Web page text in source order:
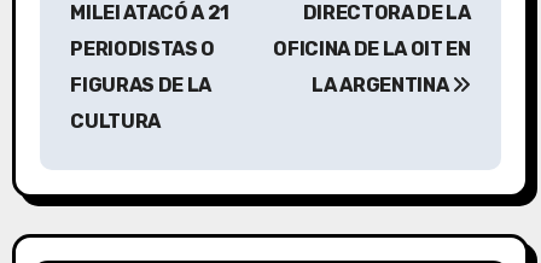
i
ó
MILEI ATACÓ A 21
PERIODISTAS O
FIGURAS DE LA
CULTURA
DIRECTORA DE LA
OFICINA DE LA OIT EN
LA ARGENTINA